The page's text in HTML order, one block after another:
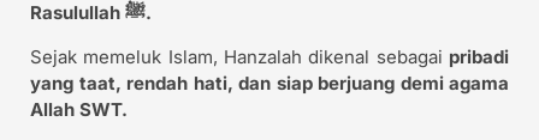
Rasulullah ﷺ.
Sejak memeluk Islam, Hanzalah dikenal sebagai pribadi
yang taat, rendah hati, dan siap berjuang demi agama
Allah SWT.